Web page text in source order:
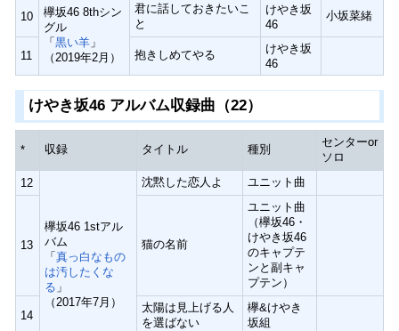
10
欅坂46 8thシン
グル
「黒い羊」
（2019年2月）
君に話しておきたいこ
と
けやき坂
46
小坂菜緒
11 抱きしめてやる
けやき坂
46
けやき坂46 アルバム収録曲（22）
* 収録 タイトル 種別
センターor
ソロ
12
欅坂46 1stアル
バム
「 真っ白なもの
は汚したくな
る 」
（2017年7月）
沈黙した恋人よ ユニット曲
13 猫の名前
ユニット曲
（欅坂46・
けやき坂46
のキャプテ
ンと副キャ
プテン）
14
太陽は見上げる人
を選ばない
欅&けやき
坂組